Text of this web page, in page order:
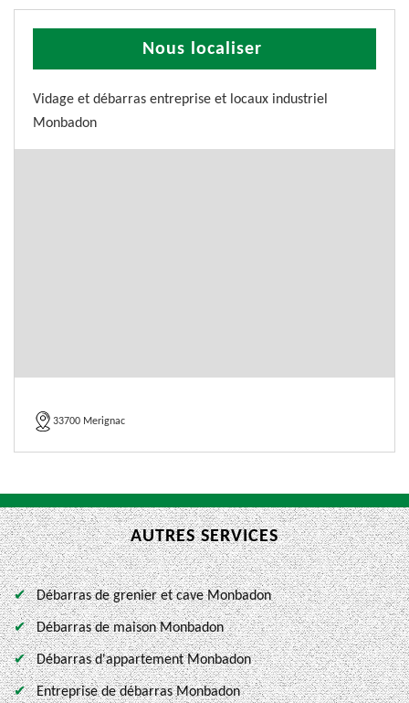
Nous localiser
Vidage et débarras entreprise et locaux industriel
Monbadon
33700 Merignac
AUTRES SERVICES
Débarras de grenier et cave Monbadon
Débarras de maison Monbadon
Débarras d'appartement Monbadon
Entreprise de débarras Monbadon